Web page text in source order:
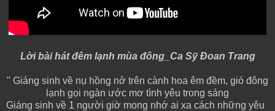
Lời bài hát đêm lạnh mùa đông_Ca Sỹ Đoan Trang
" Giáng sinh về nụ hồng nở trên cành hoa êm đềm, gió đông
lạnh gọi ngàn ước mơ tình yêu trong sáng
Giáng sinh về 1 người giờ mong nhớ ai xa cách những yêu